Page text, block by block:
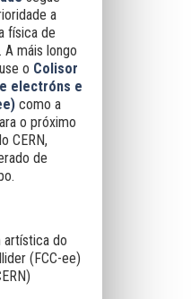
a
física de
A máis longo
o Colisor
electróns e
como a
o próximo
CERN,
de
artística do
(FCC-ee)